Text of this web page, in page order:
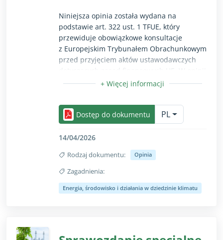
Niniejsza opinia została wydana na
podstawie art. 322 ust. 1 TFUE, który
przewiduje obowiązkowe konsultacje
z Europejskim Trybunałem Obrachunkowym
przed przyjęciem aktów ustawodawczych
dotyczących zasad finansowych UE. W opinii
Trybunał przedstawił uwagi na temat
proponowanego Tymczasowego Funduszu
Dekarbonizacji, zarządzania nim i jego
finansowania. Opinia ma przyczynić się do
tego, by koncepcja zaproponowanego
funduszu wspierała należyte zarządzanie
finansami i realizowanie celów unijnej
polityki w dziedzinie klimatu i unijnej
polityki przemysłowej.
Dostęp do dokumentu
PL
14/04/2026
Rodzaj dokumentu: Opinia
Zagadnienia:
Opcja zwiń/rozwiń przeznaczona wyłącznie dla
Energia, środowisko i działania w dziedzinie klimatu